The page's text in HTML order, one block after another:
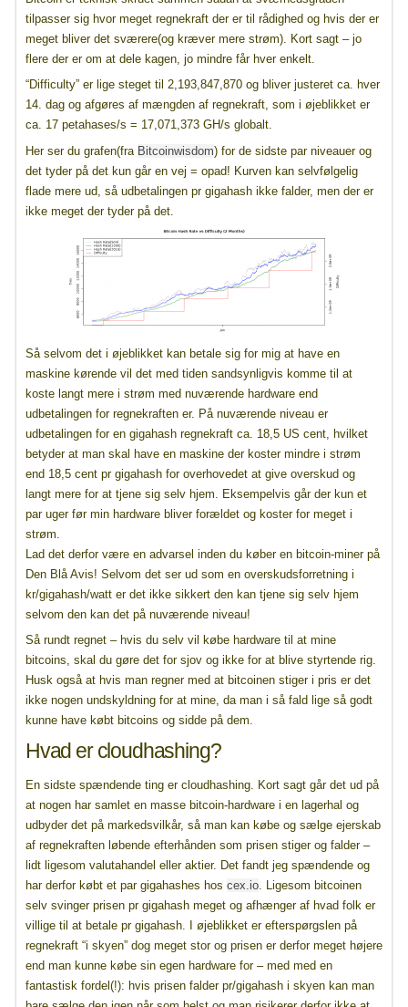
tilpasser sig hvor meget regnekraft der er til rådighed og hvis der er
meget bliver det sværere(og kræver mere strøm). Kort sagt – jo
flere der er om at dele kagen, jo mindre får hver enkelt.
“Difficulty” er lige steget til 2,193,847,870 og bliver justeret ca. hver
14. dag og afgøres af mængden af regnekraft, som i øjeblikket er
ca. 17 petahases/s = 17,071,373 GH/s globalt.
Her ser du grafen(fra Bitcoinwisdom) for de sidste par niveauer og
det tyder på det kun går en vej = opad! Kurven kan selvfølgelig
flade mere ud, så udbetalingen pr gigahash ikke falder, men der er
ikke meget der tyder på det.
Så selvom det i øjeblikket kan betale sig for mig at have en
maskine kørende vil det med tiden sandsynligvis komme til at
koste langt mere i strøm med nuværende hardware end
udbetalingen for regnekraften er. På nuværende niveau er
udbetalingen for en gigahash regnekraft ca. 18,5 US cent, hvilket
betyder at man skal have en maskine der koster mindre i strøm
end 18,5 cent pr gigahash for overhovedet at give overskud og
langt mere for at tjene sig selv hjem. Eksempelvis går der kun et
par uger før min hardware bliver forældet og koster for meget i
strøm.
Lad det derfor være en advarsel inden du køber en bitcoin-miner på
Den Blå Avis! Selvom det ser ud som en overskudsforretning i
kr/gigahash/watt er det ikke sikkert den kan tjene sig selv hjem
selvom den kan det på nuværende niveau!
Så rundt regnet – hvis du selv vil købe hardware til at mine
bitcoins, skal du gøre det for sjov og ikke for at blive styrtende rig.
Husk også at hvis man regner med at bitcoinen stiger i pris er det
ikke nogen undskyldning for at mine, da man i så fald lige så godt
kunne have købt bitcoins og sidde på dem.
Hvad er cloudhashing?
En sidste spændende ting er cloudhashing. Kort sagt går det ud på
at nogen har samlet en masse bitcoin-hardware i en lagerhal og
udbyder det på markedsvilkår, så man kan købe og sælge ejerskab
af regnekraften løbende efterhånden som prisen stiger og falder –
lidt ligesom valutahandel eller aktier. Det fandt jeg spændende og
har derfor købt et par gigahashes hos cex.io. Ligesom bitcoinen
selv svinger prisen pr gigahash meget og afhænger af hvad folk er
villige til at betale pr gigahash. I øjeblikket er efterspørgslen på
regnekraft “i skyen” dog meget stor og prisen er derfor meget højere
end man kunne købe sin egen hardware for – med med en
fantastisk fordel(!): hvis prisen falder pr/gigahash i skyen kan man